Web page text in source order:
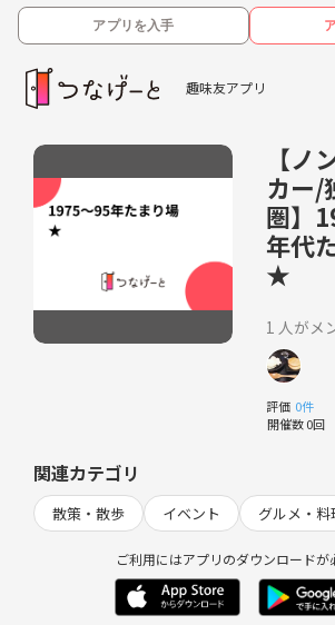
アプリを入手
趣味友アプリ
【ノ
カー/
圏】
年代
★
1 人がメ
評価 0件
開催数 0回
関連カテゴリ
散策・散歩 イベント グルメ・料
ご利用にはアプリのダウンロードが